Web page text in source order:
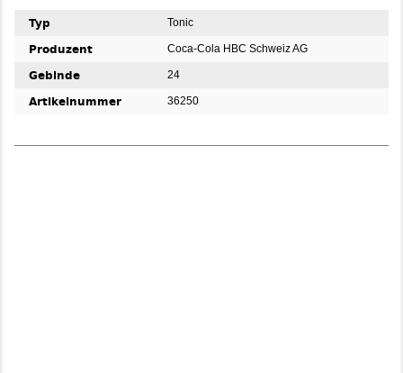
Typ Tonic
Produzent Coca-Cola HBC Schweiz AG
Gebinde 24
Artikelnummer 36250